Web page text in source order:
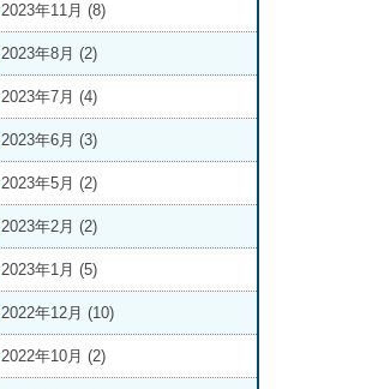
2023年11月 (8)
2023年8月 (2)
2023年7月 (4)
2023年6月 (3)
2023年5月 (2)
2023年2月 (2)
2023年1月 (5)
2022年12月 (10)
2022年10月 (2)